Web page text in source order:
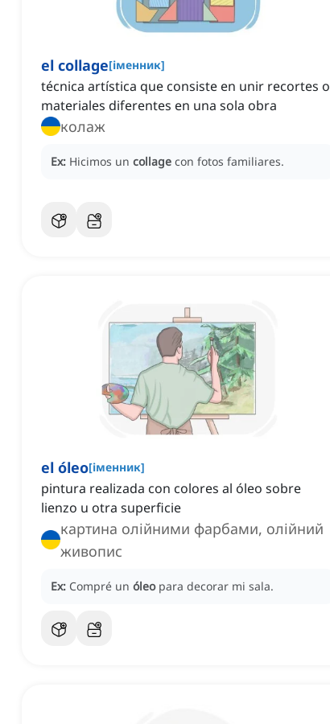
el collage[іменник]
técnica artística que consiste en unir recortes o
materiales diferentes en una sola obra
колаж
Ex: Hicimos un collage con fotos familiares.
el óleo[іменник]
pintura realizada con colores al óleo sobre
lienzo u otra superficie
картина олійними фарбами, олійний
живопис
Ex: Compré un óleo para decorar mi sala.